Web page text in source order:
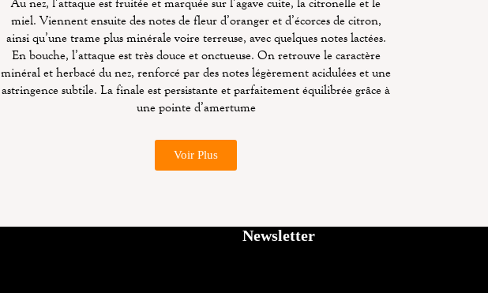
miel. Viennent ensuite des notes de fleur d’oranger et d’écorces de citron,
ainsi qu’une trame plus minérale voire terreuse, avec quelques notes lactées.
En bouche, l’attaque est très douce et onctueuse. On retrouve le caractère
minéral et herbacé du nez, renforcé par des notes légèrement acidulées et une
astringence subtile. La finale est persistante et parfaitement équilibrée grâce à
une pointe d’amertume
Voir Plus
Newsletter